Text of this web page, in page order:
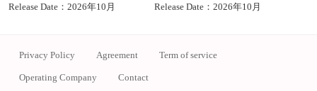
Release Date：2026年10月
Release Date：2026年10月
Privacy Policy Agreement Term of service
Operating Company Contact